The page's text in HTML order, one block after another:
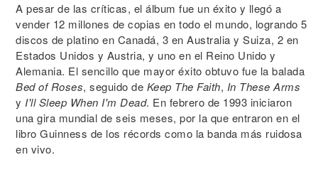
A pesar de las críticas, el álbum fue un éxito y llegó a
vender 12 millones de copias en todo el mundo, logrando 5
discos de platino en Canadá, 3 en Australia y Suiza, 2 en
Estados Unidos y Austria, y uno en el Reino Unido y
Alemania. El sencillo que mayor éxito obtuvo fue la balada
Bed of Roses, seguido de Keep The Faith, In These Arms
y I'll Sleep When I'm Dead. En febrero de 1993 iniciaron
una gira mundial de seis meses, por la que entraron en el
libro Guinness de los récords como la banda más ruidosa
en vivo.